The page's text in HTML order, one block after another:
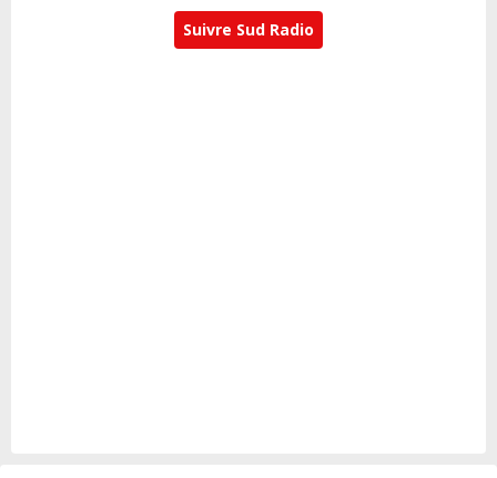
Suivre Sud Radio